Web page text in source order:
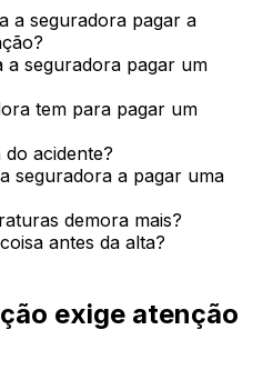
a seguradora pagar a
seguradora pagar um
tem para pagar um
acidente?
seguradora a pagar uma
demora mais?
antes da alta?
exige atenção